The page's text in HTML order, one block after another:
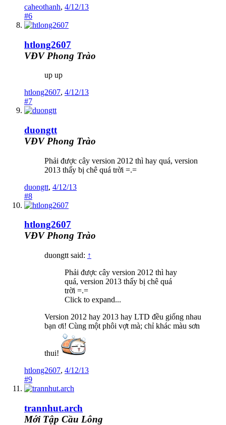
caheothanh, 4/12/13
#6
htlong2607
VĐV Phong Trào
up up
htlong2607, 4/12/13
#7
duongtt
VĐV Phong Trào
Phải được cây version 2012 thì hay quá, version
2013 thấy bị chê quá trời =.=
duongtt, 4/12/13
#8
htlong2607
VĐV Phong Trào
duongtt said: ↑
Phải được cây version 2012 thì hay
quá, version 2013 thấy bị chê quá
trời =.=
Click to expand...
Version 2012 hay 2013 hay LTD đều giống nhau
bạn ơi! Cùng một phôi vợt mà; chỉ khác màu sơn
thui!
htlong2607, 4/12/13
#9
trannhut.arch
Mới Tập Cầu Lông